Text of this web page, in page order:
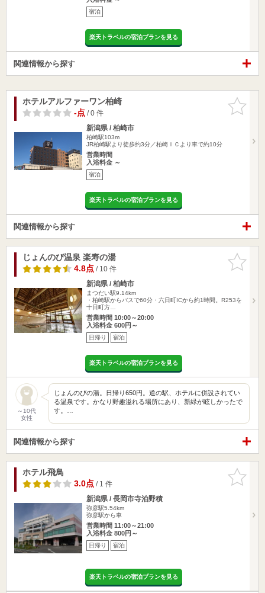
宿泊
楽天トラベルの宿泊プランを見る
関連情報から探す
お気に入
りに追加
ホテルアルファーワン柏崎
-点/ 0 件
新潟県 / 柏崎市
柏崎駅103m
JR柏崎駅より徒歩約3分／柏崎ＩＣより車で約10分
営業時間
入浴料金 ～
宿泊
楽天トラベルの宿泊プランを見る
関連情報から探す
お気に入
りに追加
じょんのび温泉 楽寿の湯
4.8点/ 10 件
新潟県 / 柏崎市
まつだい駅9.14km
・柏崎駅からバスで60分・六日町ICから約1時間。R253を
十日町方…
営業時間 10:00～20:00
入浴料金 600円～
日帰り 宿泊
楽天トラベルの宿泊プランを見る
～10代
女性
じょんのびの湯。日帰り650円。道の駅、ホテルに併設されてい
る温泉です。かなり野趣溢れる場所にあり、新緑が眩しかったで
す。…
関連情報から探す
お気に入
りに追加
ホテル飛鳥
3.0点/ 1 件
新潟県 / 長岡市寺泊野積
弥彦駅5.54km
弥彦駅から車
営業時間 11:00～21:00
入浴料金 800円～
日帰り 宿泊
楽天トラベルの宿泊プランを見る